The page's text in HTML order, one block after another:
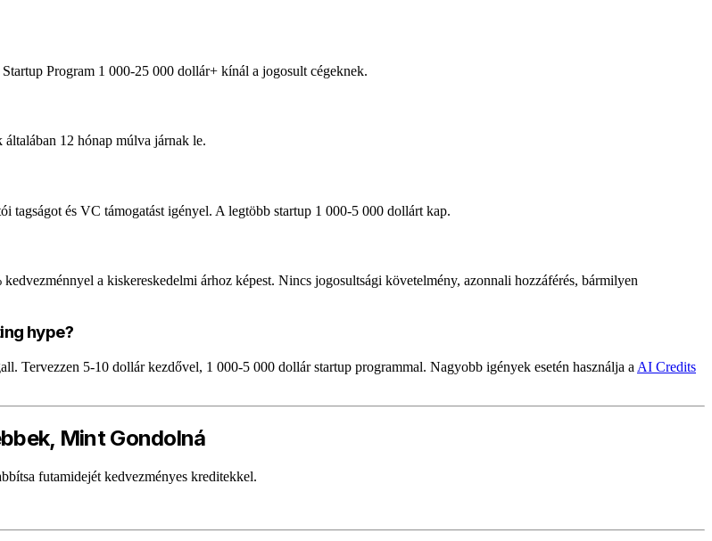
Program 1 000-25 000 dollár+ kínál a jogosult cégeknek.
12 hónap múlva járnak le.
tagságot és VC támogatást igényel. A legtöbb startup 1 000-5 000 dollárt kap.
a kiskereskedelmi árhoz képest. Nincs jogosultsági követelmény, azonnali hozzáférés, bármilyen
hype?
Tervezzen 5-10 dollár kezdővel, 1 000-5 000 dollár startup programmal. Nagyobb igények esetén használja a AI Credits
Mint Gondolná
futamidejét kedvezményes kreditekkel.